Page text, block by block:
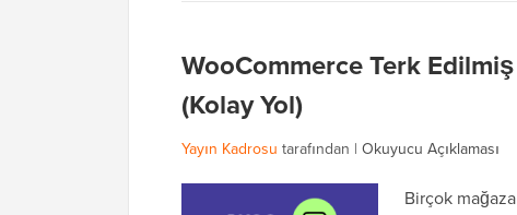
WooCommerce Terk
(Kolay Yol)
Yayın Kadrosu tarafından | Okuyucu Açıklaması
Birçok